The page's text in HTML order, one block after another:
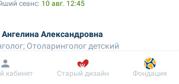
сеанс: 10 авг. 12:45
Александровна
Отоларинголог детский
сеанс: 10 авг. 12:45
Информация Пациенту
кабинет Старый дизайн Фондация